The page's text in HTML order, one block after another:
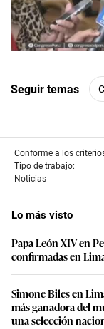
00:00/
Seguir temas
Conforme a los
Tipo de trabajo:
Noticias
Lo más visto
Papa León XIV en
confirmadas en
Simone Biles en
más ganadora del
una selección